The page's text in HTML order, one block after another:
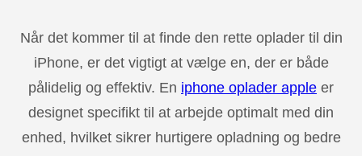
Når det kommer til at finde den rette oplader til din
iPhone, er det vigtigt at vælge en, der er både
pålidelig og effektiv. En iphone oplader apple er
designet specifikt til at arbejde optimalt med din
enhed, hvilket sikrer hurtigere opladning og bedre